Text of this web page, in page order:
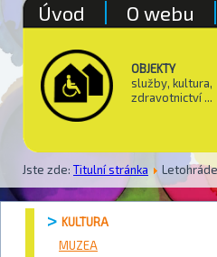
OBJEKTY
služby, kultura,
zdravotnictví ...
Jste zde: Titulní stránka
Úvod O webu
KULTURA
MUZEA